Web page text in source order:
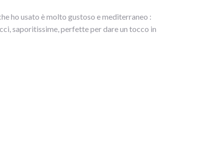
a 180° per circa 20 minuti (si possono anche
ho usato è molto gustoso e mediterraneo :
saporitissime, perfette per dare un tocco in